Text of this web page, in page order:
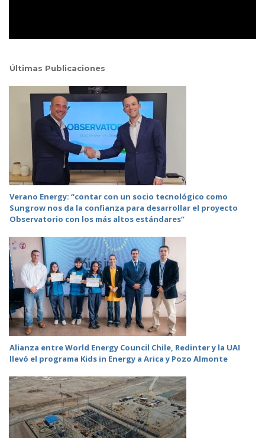
Últimas Publicaciones
Verano Energy: “contar con un socio tecnológico como
Sungrow nos da la confianza para desarrollar el proyecto
Observatorio con los más altos estándares”
Alianza entre World Energy Council Chile, Redinter y la UAI
llevó el programa Kids in Energy a Arica y Pozo Almonte